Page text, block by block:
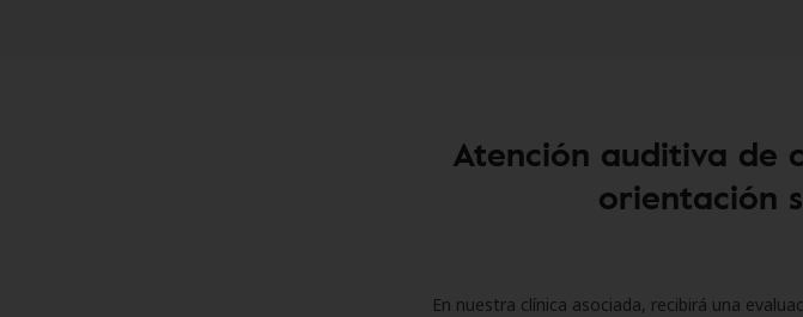
Atención auditiva de
orientación
En nuestra clínica asociada, recibirá una